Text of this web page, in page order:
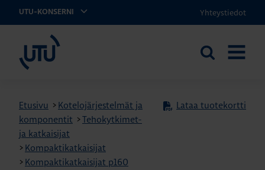
UTU-KONSERNI Yhteystiedot
Etsi
Etusivu > Kotelojärjestelmät ja
komponentit >Tehokytkimet-
ja katkaisijat
> Kompaktikatkaisijat
> Kompaktikatkaisijat p160
Lataa tuotekortti